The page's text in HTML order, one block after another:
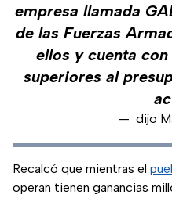
empresa llamada
de las Fuerzas
ellos y cuenta
superiores al
— dijo
Recalcó que mientras el
operan tienen ganancias